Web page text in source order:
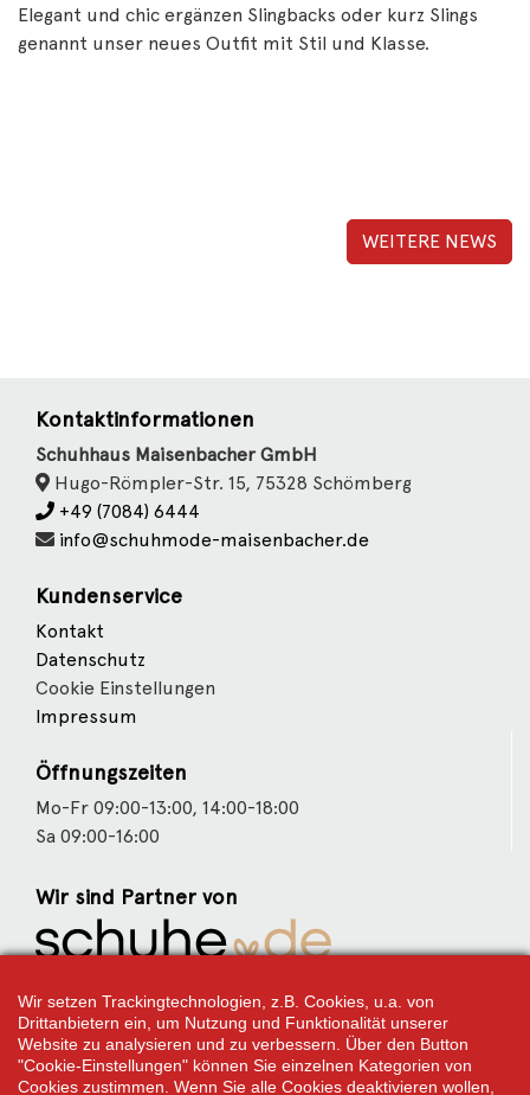
Elegant und chic ergänzen Slingbacks oder kurz Slings
genannt unser neues Outfit mit Stil und Klasse.
WEITERE NEWS
Kontaktinformationen
Schuhhaus Maisenbacher GmbH
Hugo-Römpler-Str. 15, 75328 Schömberg
+49 (7084) 6444
info@schuhmode-maisenbacher.de
Kundenservice
Kontakt
Datenschutz
Cookie Einstellungen
Impressum
Öffnungszeiten
Mo-Fr 09:00-13:00, 14:00-18:00
Sa 09:00-16:00
Wir sind Partner von
Weitere Partner
Wir setzen Trackingtechnologien, z.B. Cookies, u.a. von
Drittanbietern ein, um Nutzung und Funktionalität unserer
Website zu analysieren und zu verbessern. Über den Button
"Cookie-Einstellungen" können Sie einzelnen Kategorien von
Cookies zustimmen. Wenn Sie alle Cookies deaktivieren wollen,